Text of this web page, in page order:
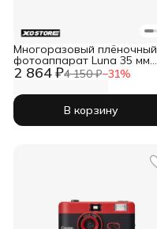
2 864 ₽4 150 ₽−31%
Многоразовый плёночный
фотоаппарат Luna 35 мм
(тип 135)
В корзину